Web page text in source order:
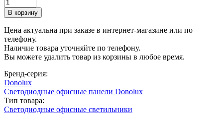
Цена актуальна при заказе в интернет-магазине или по
телефону.
Наличие товара уточняйте по телефону.
Вы можете удалить товар из корзины в любое время.
Бренд-серия:
Donolux
Светодиодные офисные панели Donolux
Тип товара:
Светодиодные офисные светильники